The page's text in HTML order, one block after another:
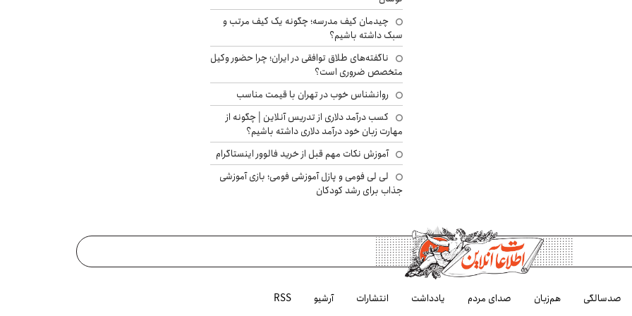
چیدمان کیف مدرسه؛ چگونه یک کیف مرتب و
سبک داشته باشیم؟
ناگفته‌های طلاق توافقی در ایران؛ چرا حضور وکیل
متخصص ضروری است؟
روانشناس خوب در تهران با قیمت مناسب
کسب درآمد دلاری از تدریس آنلاین | چگونه از
مهارت زبان خود درآمد دلاری داشته باشیم؟
آموزش نکات مهم قبل از خرید فالوور اینستاگرام
لی لی فومی و پازل آموزشی فومی؛ بازی آموزشی
جذاب برای رشد کودکان
صدسالگی هم‌زبان صدای مردم یادداشت انتشارات آرشیو RSS